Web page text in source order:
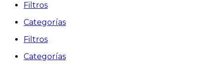
Filtros
Categorías
Filtros
Categorías